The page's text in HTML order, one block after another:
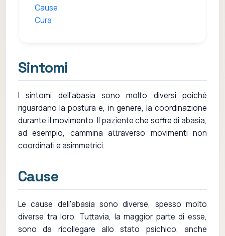
Cause
Cura
Sintomi
I sintomi dell'abasia sono molto diversi poiché
riguardano la postura e, in genere, la coordinazione
durante il movimento. Il paziente che soffre di abasia,
ad esempio, cammina attraverso movimenti non
coordinati e asimmetrici.
Cause
Le cause dell'abasia sono diverse, spesso molto
diverse tra loro. Tuttavia, la maggior parte di esse,
sono da ricollegare allo stato psichico, anche